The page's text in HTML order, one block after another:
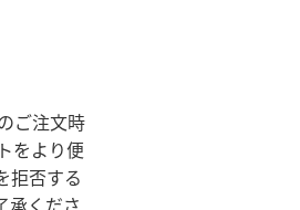
ご注文時
をより便
拒否する
承くださ